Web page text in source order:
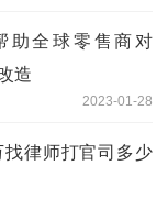
助全球零售商对
造
2023-01-28
律师打官司多少